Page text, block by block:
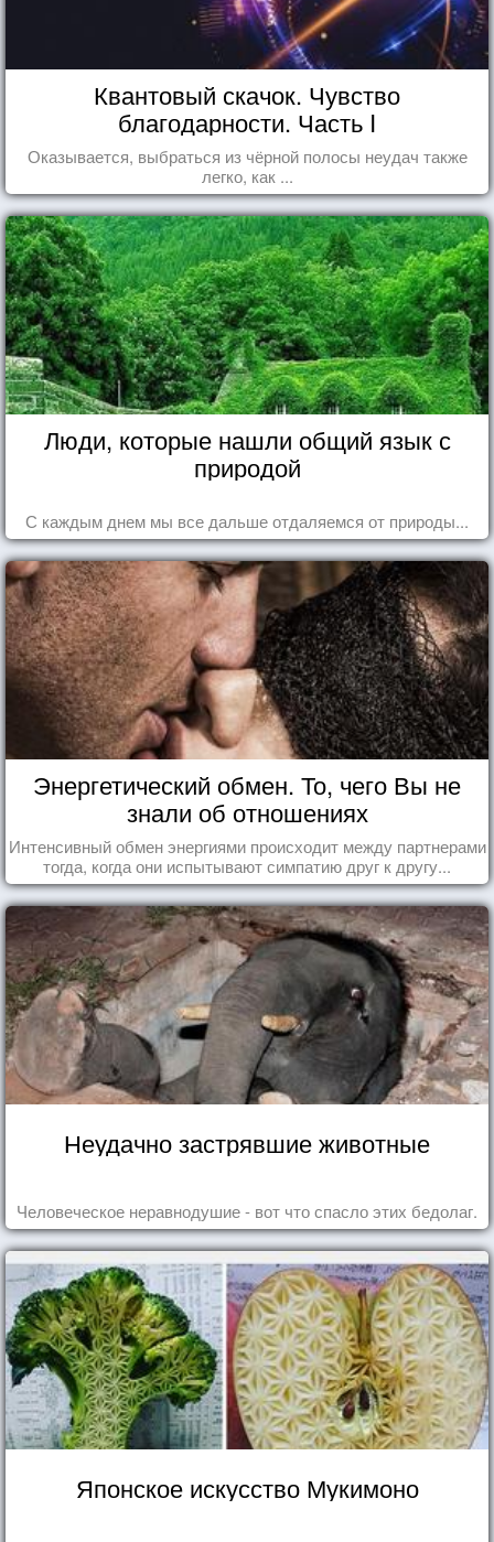
Квантовый скачок. Чувство
благодарности. Часть I
Оказывается, выбраться из чёрной полосы неудач также
легко, как ...
Люди, которые нашли общий язык с
природой
С каждым днем мы все дальше отдаляемся от природы...
Энергетический обмен. То, чего Вы не
знали об отношениях
Интенсивный обмен энергиями происходит между партнерами
тогда, когда они испытывают симпатию друг к другу...
Неудачно застрявшие животные
Человеческое неравнодушие - вот что спасло этих бедолаг.
Японское искусство Мукимоно